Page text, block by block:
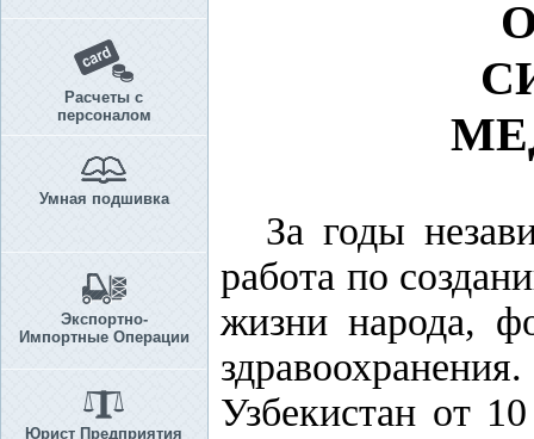
Расчеты с
персоналом
Умная подшивка
Экспортно-
Импортные Операции
Юрист Предприятия
За годы
работа по
жизни народа,
Узбекистан от